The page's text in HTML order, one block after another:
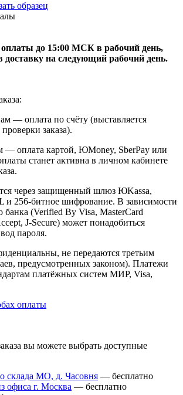
образец
до 15:00 МСК в рабочий день,
доставку на следующий рабочий день.
— оплата по счёту (выставляется
заказа).
— оплата картой, ЮMoney, SberPay или
станет активна в личном кабинете
через защищенный шлюз ЮKassa,
и 256-битное шифрование. В зависимости
банка (Verified By Visa, MasterCard
J-Secure) может понадобиться
пароля.
не передаются третьим
предусмотренных законом). Платежи
платёжных систем МИР, Visa,
оплаты
вы можете выбрать доступные
склада МО, д. Часовня — бесплатно
офиса г. Москва — бесплатно